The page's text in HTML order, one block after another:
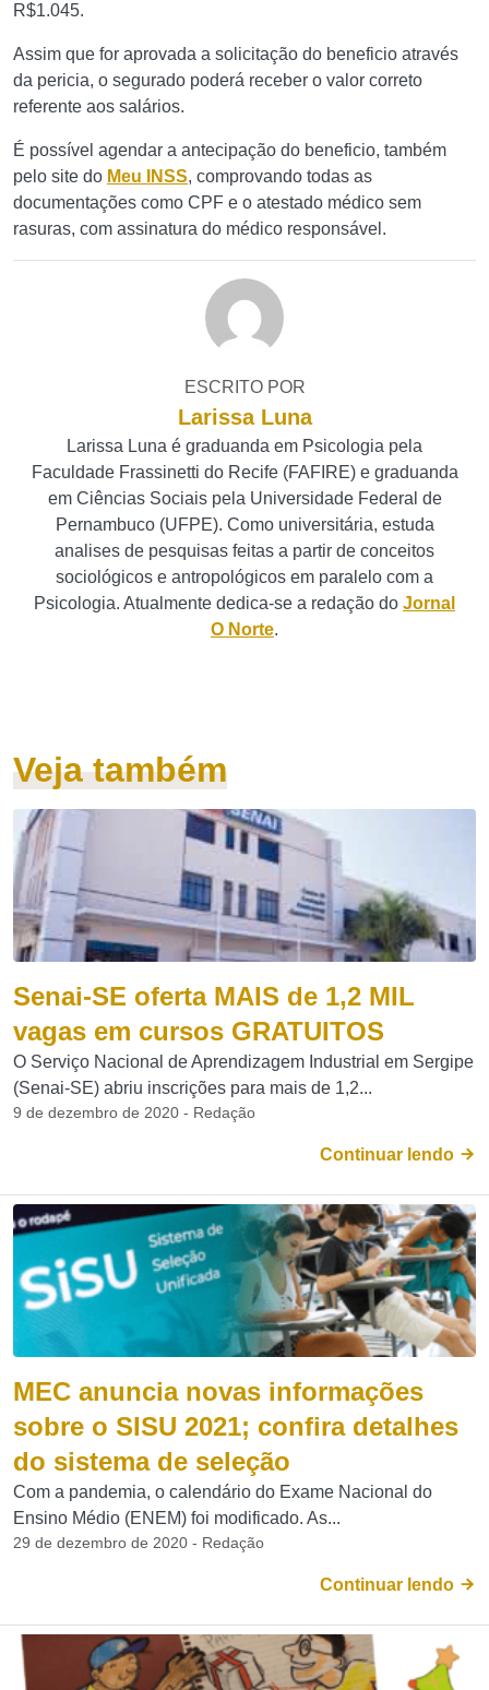
R$1.045.
Assim que for aprovada a solicitação do beneficio através
da pericia, o segurado poderá receber o valor correto
referente aos salários.
É possível agendar a antecipação do beneficio, também
pelo site do Meu INSS, comprovando todas as
documentações como CPF e o atestado médico sem
rasuras, com assinatura do médico responsável.
ESCRITO POR
Larissa Luna
Larissa Luna é graduanda em Psicologia pela
Faculdade Frassinetti do Recife (FAFIRE) e graduanda
em Ciências Sociais pela Universidade Federal de
Pernambuco (UFPE). Como universitária, estuda
analises de pesquisas feitas a partir de conceitos
sociológicos e antropológicos em paralelo com a
Psicologia. Atualmente dedica-se a redação do Jornal
O Norte.
Veja também
Senai-SE oferta MAIS de 1,2 MIL
vagas em cursos GRATUITOS
O Serviço Nacional de Aprendizagem Industrial em Sergipe
(Senai-SE) abriu inscrições para mais de 1,2...
9 de dezembro de 2020 - Redação
Continuar lendo
MEC anuncia novas informações
sobre o SISU 2021; confira detalhes
do sistema de seleção
Com a pandemia, o calendário do Exame Nacional do
Ensino Médio (ENEM) foi modificado. As...
29 de dezembro de 2020 - Redação
Continuar lendo